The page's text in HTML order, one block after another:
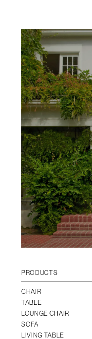
PRODUCTS
CHAIR
TABLE
LOUNGE CHAIR
SOFA
LIVING TABLE